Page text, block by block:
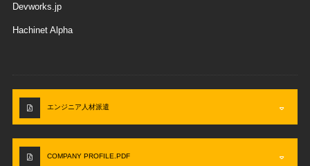
Devworks.jp
Hachinet Alpha
エンジニア人材派遣
COMPANY PROFILE.PDF